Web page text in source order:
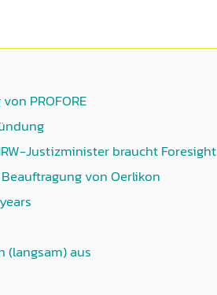
PROFORE
Justizminister braucht Foresight
von Oerlikon
(langsam) aus